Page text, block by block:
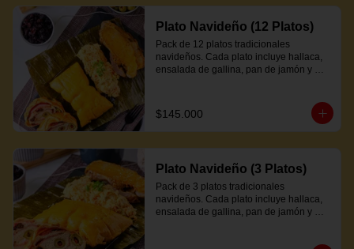
Plato Navideño (12 Platos)
Pack de 12 platos tradicionales
navideños. Cada plato incluye hallaca,
ensalada de gallina, pan de jamón y
$145.000
Plato Navideño (3 Platos)
Pack de 3 platos tradicionales
navideños. Cada plato incluye hallaca,
ensalada de gallina, pan de jamón y